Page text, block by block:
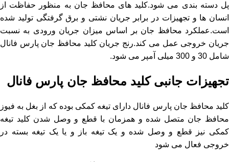
پل دسته بندی می شود.کلید های محافظ جان به منظور حفاظت از
انسان ها و تجهیزات در برابر جریان نشتی و برق گرفتگی تولید شده
است.عملکرد محافظ جان بر اساس میزان جریان ورودی به نسبت
جریان خروجی عمل می کند.رنج جریان کلید محافظ جان پارس فانال
شامل 30 و 300 میلی آمپر می شود.
تجهیزات جانبی کلید محافظ جان پارس فانال
کلید محافظ جان پارس فانال دارای تیغه کمکی بوده که از بغل به فیوز
محافظ جان متصل شده و همزمان با قطع و وصل شدن کلید تیغه
کمکی نیز قطع و وصل شده و یک تیغه باز و یا یک تیغه بسته در
خروجی فعال می شود